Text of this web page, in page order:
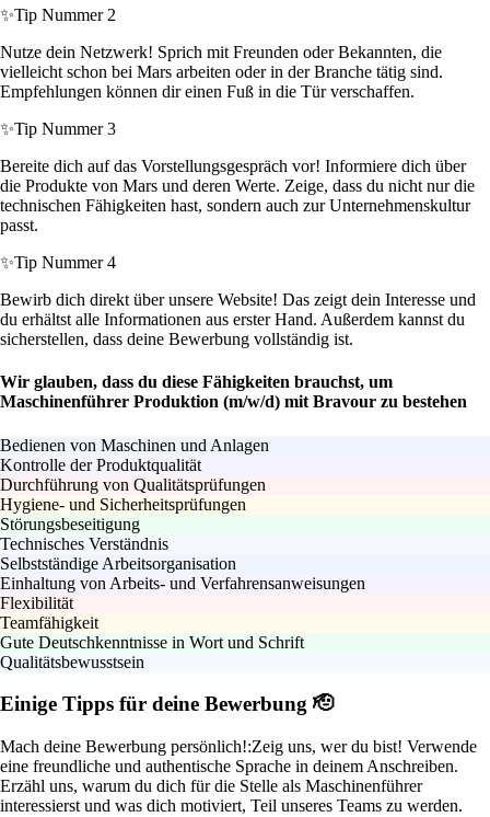
✨Tip Nummer 2
Nutze dein Netzwerk! Sprich mit Freunden oder Bekannten, die
vielleicht schon bei Mars arbeiten oder in der Branche tätig sind.
Empfehlungen können dir einen Fuß in die Tür verschaffen.
✨Tip Nummer 3
Bereite dich auf das Vorstellungsgespräch vor! Informiere dich über
die Produkte von Mars und deren Werte. Zeige, dass du nicht nur die
technischen Fähigkeiten hast, sondern auch zur Unternehmenskultur
passt.
✨Tip Nummer 4
Bewirb dich direkt über unsere Website! Das zeigt dein Interesse und
du erhältst alle Informationen aus erster Hand. Außerdem kannst du
sicherstellen, dass deine Bewerbung vollständig ist.
Wir glauben, dass du diese Fähigkeiten brauchst, um
Maschinenführer Produktion (m/w/d) mit Bravour zu bestehen
Bedienen von Maschinen und Anlagen
Kontrolle der Produktqualität
Durchführung von Qualitätsprüfungen
Hygiene- und Sicherheitsprüfungen
Störungsbeseitigung
Technisches Verständnis
Selbstständige Arbeitsorganisation
Einhaltung von Arbeits- und Verfahrensanweisungen
Flexibilität
Teamfähigkeit
Gute Deutschkenntnisse in Wort und Schrift
Qualitätsbewusstsein
Einige Tipps für deine Bewerbung 🫡
Mach deine Bewerbung persönlich!:Zeig uns, wer du bist! Verwende
eine freundliche und authentische Sprache in deinem Anschreiben.
Erzähl uns, warum du dich für die Stelle als Maschinenführer
interessierst und was dich motiviert, Teil unseres Teams zu werden.